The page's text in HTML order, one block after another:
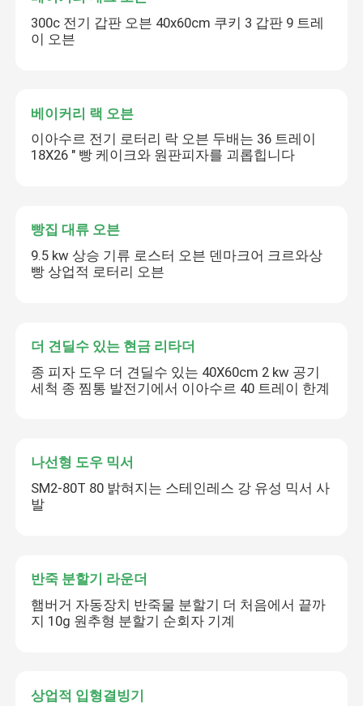
300c 전기 갑판 오븐 40x60cm 쿠키 3 갑판 9 트레
이 오븐
베이커리 랙 오븐
이아수르 전기 로터리 락 오븐 두배는 36 트레이
18X26 " 빵 케이크와 원판피자를 괴롭힙니다
빵집 대류 오븐
9.5 kw 상승 기류 로스터 오븐 덴마크어 크르와상
빵 상업적 로터리 오븐
더 견딜수 있는 현금 리타더
종 피자 도우 더 견딜수 있는 40X60cm 2 kw 공기
세척 종 찜통 발전기에서 이아수르 40 트레이 한계
나선형 도우 믹서
SM2-80T 80 밝혀지는 스테인레스 강 유성 믹서 사
발
반죽 분할기 라운더
햄버거 자동장치 반죽물 분할기 더 처음에서 끝까
지 10g 원추형 분할기 순회자 기계
상업적 입형결빙기